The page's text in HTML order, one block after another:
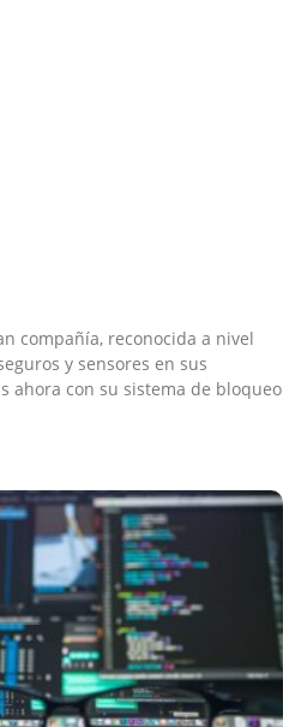
compañía, reconocida a nivel
y sensores en sus
ahora con su sistema de bloqueo